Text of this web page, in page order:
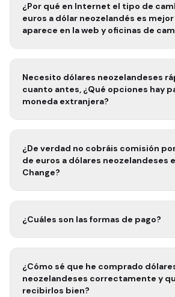
¿Por qué en Internet el tipo de cambio de
euros a dólar neozelandés es
aparece en la
Necesito dólares neozelandeses
cuanto antes, ¿Qué opciones hay
moneda extranjera?
¿De verdad no cobráis comisión por cambiar
de euros a dólares neozelandeses
Change?
¿Cuáles son las formas de pago?
¿Cómo sé que he comprado
neozelandeses
recibirlos bien?